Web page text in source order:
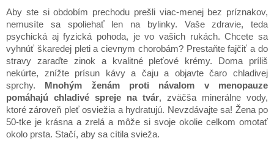
Aby ste si obdobím prechodu prešli viac-menej bez príznakov,
nemusíte sa spoliehať len na bylinky. Vaše zdravie, teda
psychická aj fyzická pohoda, je vo vašich rukách. Chcete sa
vyhnúť škaredej pleti a cievnym chorobám? Prestaňte fajčiť a do
stravy zaraďte zinok a kvalitné pleťové krémy. Doma príliš
nekúrte, znížte prísun kávy a čaju a objavte čaro chladivej
sprchy.
Mnohým ženám proti návalom v menopauze
pomáhajú chladivé spreje na tvár, zväčša minerálne vody,
ktoré zároveň pleť osviežia a hydratujú. Nevzdávajte sa! Žena po
50-tke je krásna a zrelá a môže si svoje okolie celkom omotať
okolo prsta. Stačí, aby sa cítila svieža.